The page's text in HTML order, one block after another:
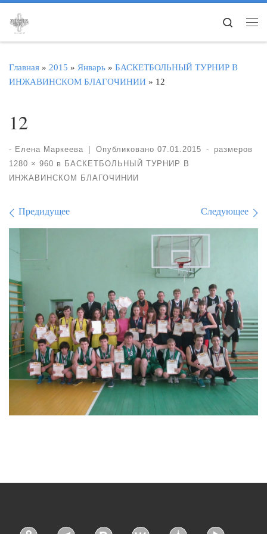
Перейти к содержимому
Search
Главная » 2015 » Январь » БАСКЕТБОЛЬНЫЙ ТУРНИР В
ИНЖАВИНСКОМ БЛАГОЧИНИИ » 12
12
- Елена Маркеева Опубликовано 07.01.2015 -
размеров
1280 × 960 в БАСКЕТБОЛЬНЫЙ ТУРНИР В
ИНЖАВИНСКОМ БЛАГОЧИНИИ
Навигация по
Предидущее Следующее